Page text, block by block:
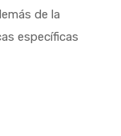
de la
específicas